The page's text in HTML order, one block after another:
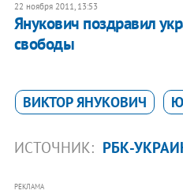
22 ноября 2011, 13:53
Янукович поздравил
свободы
ВИКТОР ЯНУКОВИЧ
ИСТОЧНИК: РБК-
РЕКЛАМА